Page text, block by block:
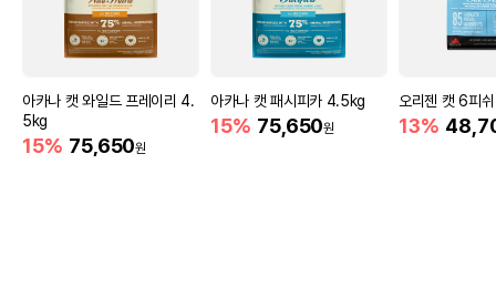
아카나 캣 와일드 프레이리 4.
5kg
15% 75,650원
아카나 캣 패시피카 4.5kg
15% 75,650원
오리젠 캣 6피
13%